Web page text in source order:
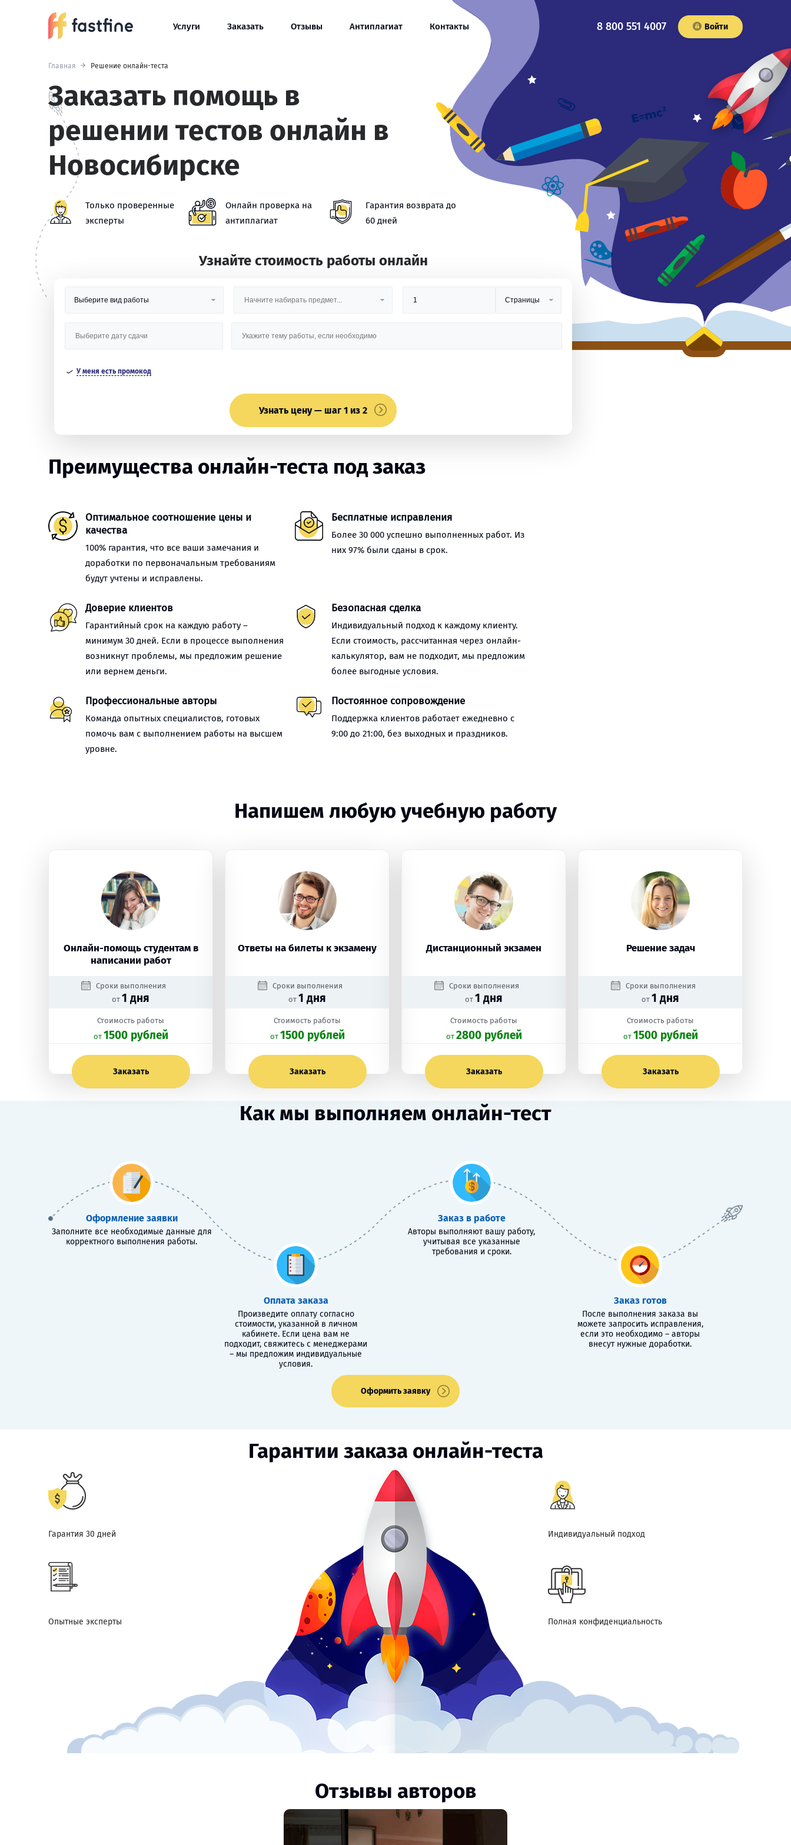
Услуги Заказать Отзывы Антиплагиат Контакты 8 800 551 4007 Войти
Главная Решение онлайн-теста
Заказать помощь в
решении тестов онлайн в
Новосибирске
Только проверенные
эксперты
Онлайн проверка на
антиплагиат
Гарантия возврата до
60 дней
Узнайте стоимость работы онлайн
У меня есть промокод
Узнать цену — шаг 1 из 2
Преимущества онлайн-теста под заказ
Оптимальное соотношение цены и
качества
100% гарантия, что все ваши замечания и
доработки по первоначальным требованиям
будут учтены и исправлены.
Бесплатные исправления
Более 30 000 успешно выполненных работ. Из
них 97% были сданы в срок.
Доверие клиентов
Гарантийный срок на каждую работу –
минимум 30 дней. Если в процессе выполнения
возникнут проблемы, мы предложим решение
или вернем деньги.
Безопасная сделка
Индивидуальный подход к каждому клиенту.
Если стоимость, рассчитанная через онлайн-
калькулятор, вам не подходит, мы предложим
более выгодные условия.
Профессиональные авторы
Команда опытных специалистов, готовых
помочь вам с выполнением работы на высшем
уровне.
Постоянное сопровождение
Поддержка клиентов работает ежедневно с
9:00 до 21:00, без выходных и праздников.
Напишем любую учебную работу
Онлайн-помощь студентам в
написании работ
Сроки выполнения
от 1 дня
Стоимость работы
oт 1500 рублей
Заказать
Ответы на билеты к экзамену
Сроки выполнения
от 1 дня
Стоимость работы
oт 1500 рублей
Заказать
Дистанционный экзамен
Сроки выполнения
от 1 дня
Стоимость работы
oт 2800 рублей
Заказать
Решение задач
Сроки выполнения
от 1 дня
Стоимость работы
oт 1500 рублей
Заказать
Как мы выполняем онлайн-тест
Оформление заявки
Заполните все необходимые данные для
корректного выполнения работы.
Оплата заказа
Произведите оплату согласно
стоимости, указанной в личном
кабинете. Если цена вам не
подходит, свяжитесь с менеджерами
– мы предложим индивидуальные
условия.
Заказ в работе
Авторы выполняют вашу работу,
учитывая все указанные
требования и сроки.
Заказ готов
После выполнения заказа вы
можете запросить исправления,
если это необходимо – авторы
внесут нужные доработки.
Оформить заявку
Гарантии заказа онлайн-теста
Гарантия 30 дней Индивидуальный подход
Опытные эксперты Полная конфиденциальность
Отзывы авторов